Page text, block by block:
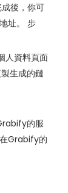
後，你可
址。 步
人資料頁面
生成的鏈
的服
Grabify的